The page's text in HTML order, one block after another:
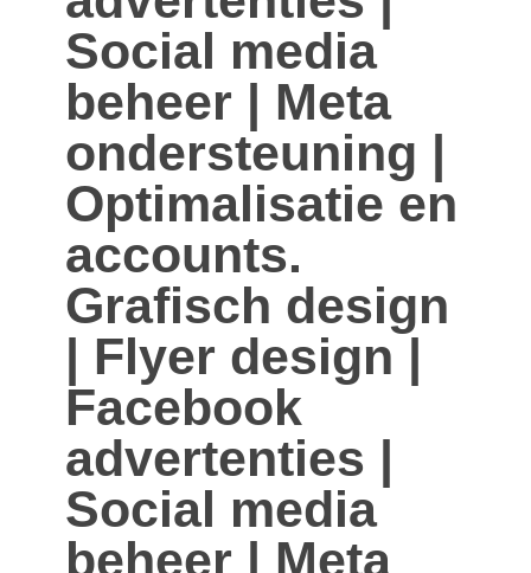
Social media
beheer | Meta
ondersteuning |
Optimalisatie en
accounts.
Grafisch design
| Flyer design |
Facebook
advertenties |
Social media
beheer | Meta